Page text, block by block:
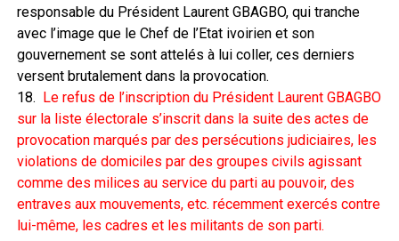
responsable du Président Laurent GBAGBO, qui tranche
avec l’image que le Chef de l’Etat ivoirien et son
gouvernement se sont attelés à lui coller, ces derniers
versent brutalement dans la provocation.
18. Le refus de l’inscription du Président Laurent GBAGBO
sur la liste électorale s’inscrit dans la suite des actes de
provocation marqués par des persécutions judiciaires, les
violations de domiciles par des groupes civils agissant
comme des milices au service du parti au pouvoir, des
entraves aux mouvements, etc. récemment exercés contre
lui-même, les cadres et les militants de son parti.